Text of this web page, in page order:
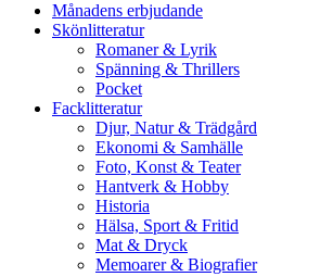
Månadens erbjudande
Skönlitteratur
Romaner & Lyrik
Spänning & Thrillers
Pocket
Facklitteratur
Djur, Natur & Trädgård
Ekonomi & Samhälle
Foto, Konst & Teater
Hantverk & Hobby
Historia
Hälsa, Sport & Fritid
Mat & Dryck
Memoarer & Biografier